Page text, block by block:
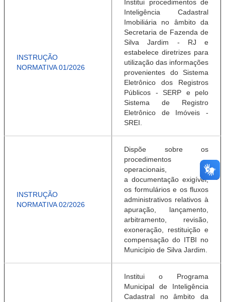
INSTRUÇÃO
NORMATIVA 01/2026
Institui procedimentos de
Inteligência Cadastral
Imobiliária no âmbito da
Secretaria de Fazenda de
Silva Jardim - RJ e
estabelece diretrizes para
utilização das informações
provenientes do Sistema
Eletrônico dos Registros
Públicos - SERP e pelo
Sistema de Registro
Eletrônico de Imóveis -
SREI.
INSTRUÇÃO
NORMATIVA 02/2026
Dispõe sobre os
procedimentos
operacionais,
a documentação exigível,
os formulários e os fluxos
administrativos relativos à
apuração, lançamento,
arbitramento, revisão,
exoneração, restituição e
compensação do ITBI no
Município de Silva Jardim.
Institui o Programa
Municipal de Inteligência
Cadastral no âmbito da